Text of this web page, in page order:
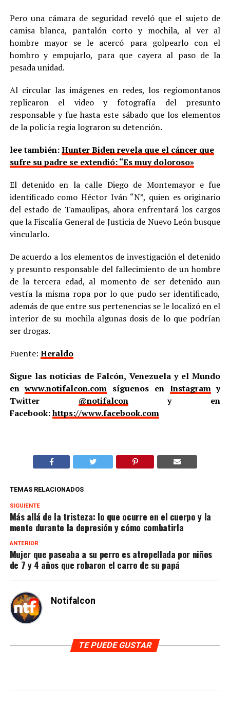
Pero una cámara de seguridad reveló que el sujeto de
camisa blanca, pantalón corto y mochila, al ver al
hombre mayor se le acercó para golpearlo con el
hombro y empujarlo, para que cayera al paso de la
pesada unidad.
Al circular las imágenes en redes, los regiomontanos
replicaron el video y fotografía del presunto
responsable y fue hasta este sábado que los elementos
de la policía regia lograron su detención.
lee también:Hunter Biden revela que el cáncer que
sufre su padre se extendió: “Es muy doloroso»
El detenido en la calle Diego de Montemayor e fue
identificado como Héctor Iván “N”, quien es originario
del estado de Tamaulipas, ahora enfrentará los cargos
que la Fiscalía General de Justicia de Nuevo León busque
vincularlo.
De acuerdo a los elementos de investigación el detenido
y presunto responsable del fallecimiento de un hombre
de la tercera edad, al momento de ser detenido aun
vestía la misma ropa por lo que pudo ser identificado,
además de que entre sus pertenencias se le localizó en el
interior de su mochila algunas dosis de lo que podrían
ser drogas.
Fuente: Heraldo
Sigue las noticias de Falcón, Venezuela y el Mundo
enwww.notifalcon.com síguenos en Instagramy
Twitter @notifalcony en
Facebook:https://www.facebook.com
TEMAS RELACIONADOS
SIGUIENTE
Más allá de la tristeza: lo que ocurre en el cuerpo y la
mente durante la depresión y cómo combatirla
ANTERIOR
Mujer que paseaba a su perro es atropellada por niños
de 7 y 4 años que robaron el carro de su papá
Notifalcon
TE PUEDE GUSTAR